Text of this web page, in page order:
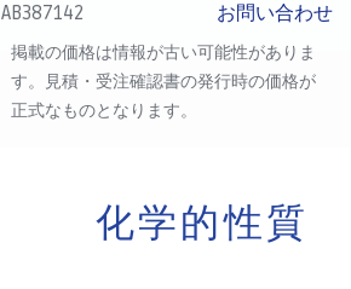
AB387142
お問い合わせ
掲載の価格は情報が古い可能性がありま
す。見積・受注確認書の発行時の価格が
正式なものとなります。
化学的性質